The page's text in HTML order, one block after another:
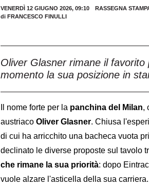
VENERDÌ 12 GIUGNO 2026, 09:10
RASSEGNA
di FRANCESCO FINULLI
Oliver Glasner rimane il
momento la sua posizione in
Il nome forte per la panchina del Milan,
austriaco Oliver Glasner. Chiusa
di cui ha arricchito una bacheca vuota
declinato le diverse proposte sul tavolo
che rimane la sua priorità: dopo
vuole alzare l'asticella della sua carriera.